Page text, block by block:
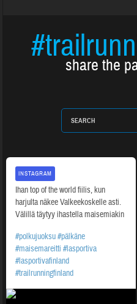
share the
Ihan top of the world fiilis, kun
harjulta näkee Valkeekoskelle asti.
Välillä täytyy ihastella maisemiakin
#polkujuoksu#pälkäne
#maisemareitti #lasportiva
#lasportivafinland
#trailrunningfinland
INSTAGRAM